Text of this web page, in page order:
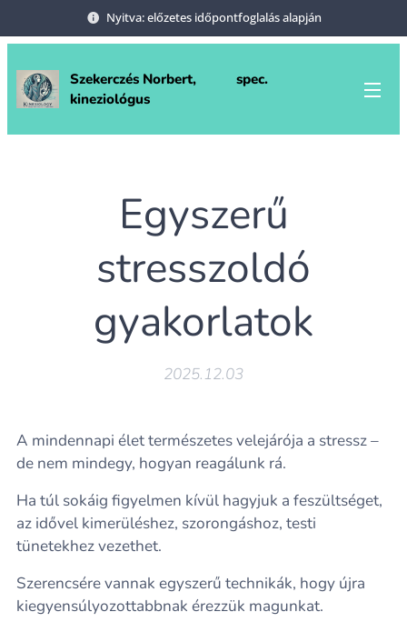
Nyitva: előzetes időpontfoglalás alapján
Szekerczés Norbert, spec.
kineziológus
Egyszerű
stresszoldó
gyakorlatok
2025.12.03
A mindennapi élet természetes velejárója a stressz –
de nem mindegy, hogyan reagálunk rá.
Ha túl sokáig figyelmen kívül hagyjuk a feszültséget,
az idővel kimerüléshez, szorongáshoz, testi
tünetekhez vezethet.
Szerencsére vannak egyszerű technikák, hogy újra
kiegyensúlyozottabbnak érezzük magunkat.